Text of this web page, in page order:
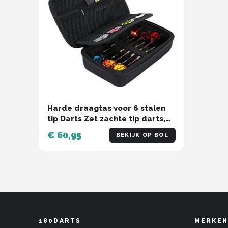
Harde draagtas voor 6 stalen
tip Darts Zet zachte tip darts,
€ 60,95 BEKIJK OP BOL
180DARTS MERKEN